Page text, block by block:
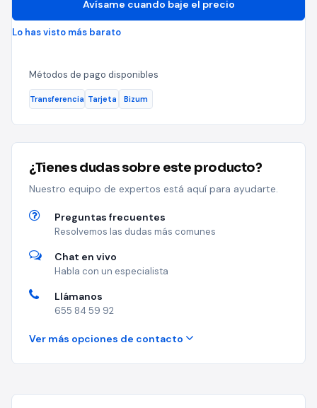
Avísame cuando baje el precio
Lo has visto más barato
Métodos de pago disponibles
Transferencia Tarjeta Bizum
¿Tienes dudas sobre este producto?
Nuestro equipo de expertos está aquí para ayudarte.
Preguntas frecuentes
Resolvemos las dudas más comunes
Chat en vivo
Habla con un especialista
Llámanos
655 84 59 92
Ver más opciones de contacto